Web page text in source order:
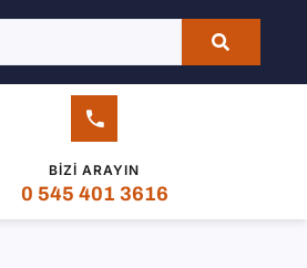
BIZI ARAYIN
0 545 401 3616